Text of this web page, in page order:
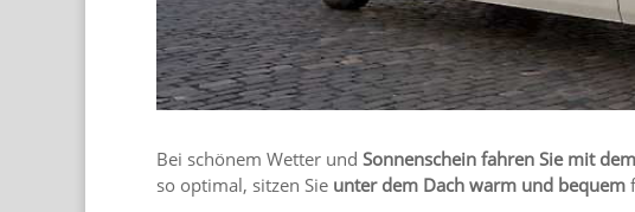
Bei schönem Wetter und Sonnenschein fahren Sie mit
so optimal, sitzen Sie unter dem Dach warm und bequem